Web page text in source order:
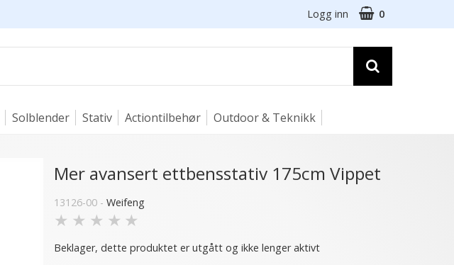
Logg inn 0
Solblender Stativ Actiontilbehør Outdoor & Teknikk
Mer avansert ettbensstativ 175cm Vippet
13126-00 -Weifeng
★ ★ ★ ★ ★
Beklager, dette produktet er utgått og ikke lenger aktivt